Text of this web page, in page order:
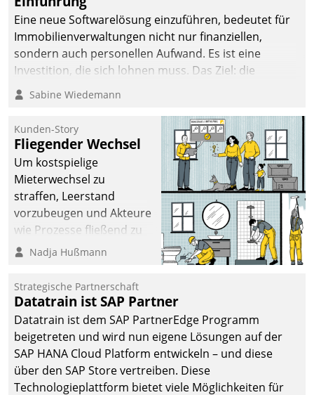
Eine neue Softwarelösung einzuführen, bedeutet für
Immobilienverwaltungen nicht nur finanziellen,
sondern auch personellen Aufwand. Es ist eine
Investition, die sich lohnen muss. Das Ziel: die
nachhaltige Optimierung der Geschäftsabläufe. Damit
dieses Ziel erreicht wird, sollten einige Grundregeln
Sabine Wiedemann
Kunden-Story
Fliegender Wechsel
Um kostspielige
Mieterwechsel zu
straffen, Leerstand
vorzubeugen und Akteure
wie Prozesse fließend zu
vernetzen, nutzt die
Jahresbeginn eine
Überblick, Einsicht und
Eingriff bietende Lösung.
Zur Entwicklung setzte
man auf
Cloudtechnologie,
bewährte und Startup-
Nadja Hußmann
Strategische Partnerschaft
Datatrain ist SAP Partner
Datatrain ist dem SAP PartnerEdge Programm
beigetreten und wird nun eigene Lösungen auf der
SAP HANA Cloud Platform entwickeln – und diese
über den SAP Store vertreiben. Diese
Technologieplattform bietet viele Möglichkeiten für